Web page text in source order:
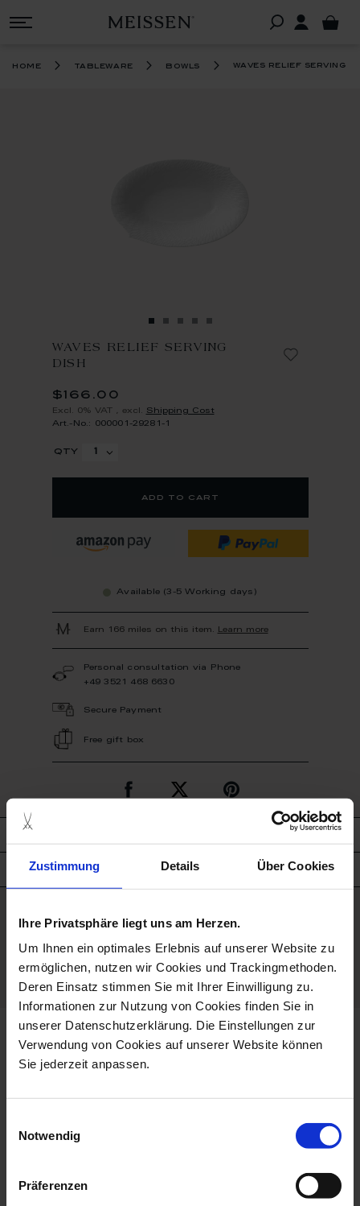
Zustimmung Details Über Cookies
Ihre Privatsphäre liegt uns am Herzen.
Um Ihnen ein optimales Erlebnis auf unserer Website zu
ermöglichen, nutzen wir Cookies und Trackingmethoden.
Deren Einsatz stimmen Sie mit Ihrer Einwilligung zu.
Informationen zur Nutzung von Cookies finden Sie in
unserer Datenschutzerklärung. Die Einstellungen zur
Verwendung von Cookies auf unserer Website können
Sie jederzeit anpassen.
Notwendig
Präferenzen
home tableware bowls waves relief serving
WAVES RELIEF SERVING
DISH
$166.00
Excl. 0% VAT excl. Shipping Cost
Art.-No.: 000001-29281-1
qty
add to cart
Available (3-5 Working days)
Earn 166 miles on this item. Learn more
Personal consultation via Phone
+49 3521 468 6630
Secure Payment
Free gift box
product details
good to know
Porcelain - Handmade in
Germany
more products from the waves
collection